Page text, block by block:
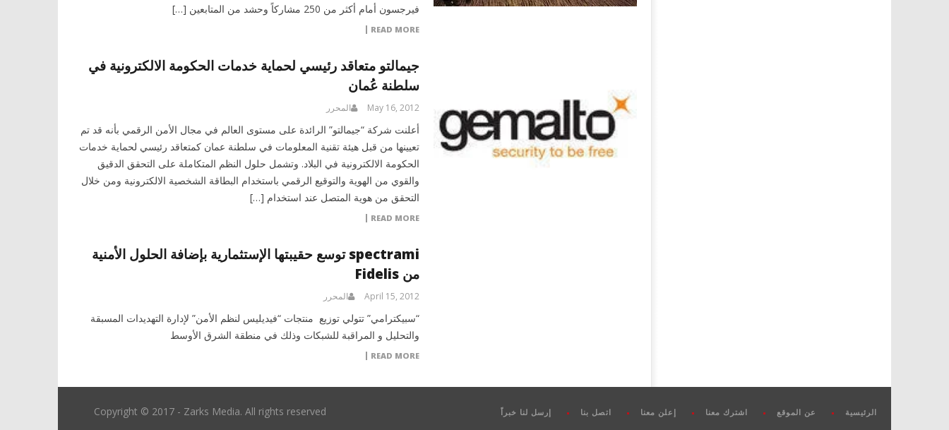
فيرجسون أمام أكثر من 250 مشاركاً وحشد من المتابعين […]
READ MORE
جيمالتو متعاقد رئيسي لحماية خدمات الحكومة الالكترونية في
سلطنة عُمان
May 16, 2012 المحرر
أعلنت شركة “جيمالتو” الرائدة على مستوى العالم في مجال الأمن الرقمي بأنه قد تم
تعيينها من قبل هيئة تقنية المعلومات في سلطنة عمان كمتعاقد رئيسي لحماية خدمات
الحكومة الالكترونية في البلاد. وتشمل حلول النظم المتكاملة على التحقق الدقيق
والقوي من الهوية والتوقيع الرقمي باستخدام البطاقة الشخصية الالكترونية ومن خلال
التحقق من هوية المتصل عند استخدام […]
READ MORE
spectrami توسع حقيبتها الإستثمارية بإضافة الحلول الأمنية
من Fidelis
April 15, 2012 المحرر
“سبيكترامي” تتولي توزيع منتجات “فيديليس لنظم الأمن” لإدارة التهديدات المسبقة
والتحليل و المراقبة للشبكات وذلك في منطقة الشرق الأوسط
READ MORE
Copyright © 2017 - Zarks Media. All rights reserved الرئيسية عن الموقع اشترك معنا إعلن معنا اتصل بنا إرسل لنا خبراً